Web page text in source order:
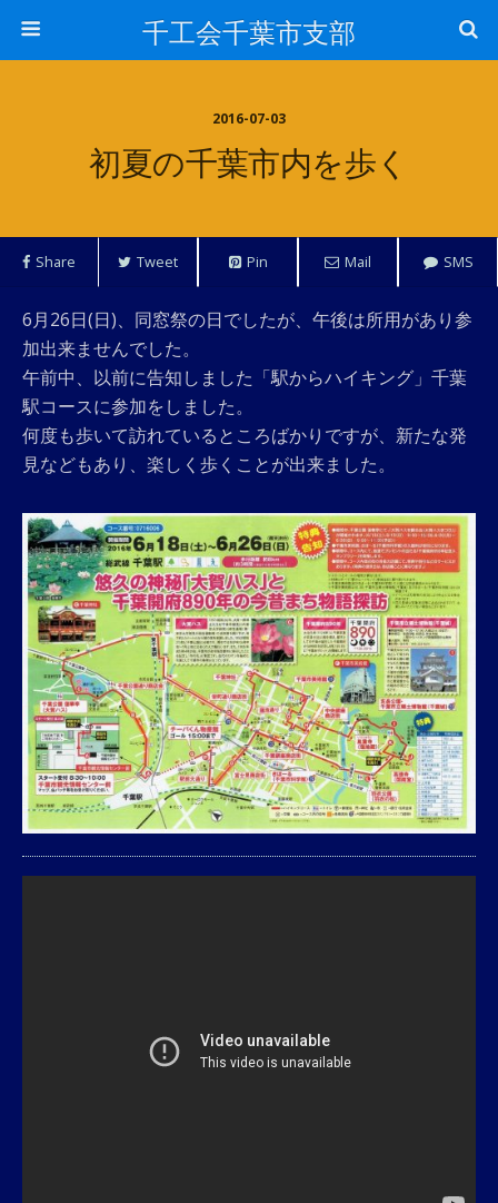
千工会千葉市支部
2016-07-03
初夏の千葉市内を歩く
Share Tweet Pin Mail SMS
6月26日(日)、同窓祭の日でしたが、午後は所用があり参
加出来ませんでした。
午前中、以前に告知しました「駅からハイキング」千葉
駅コースに参加をしました。
何度も歩いて訪れているところばかりですが、新たな発
見などもあり、楽しく歩くことが出来ました。